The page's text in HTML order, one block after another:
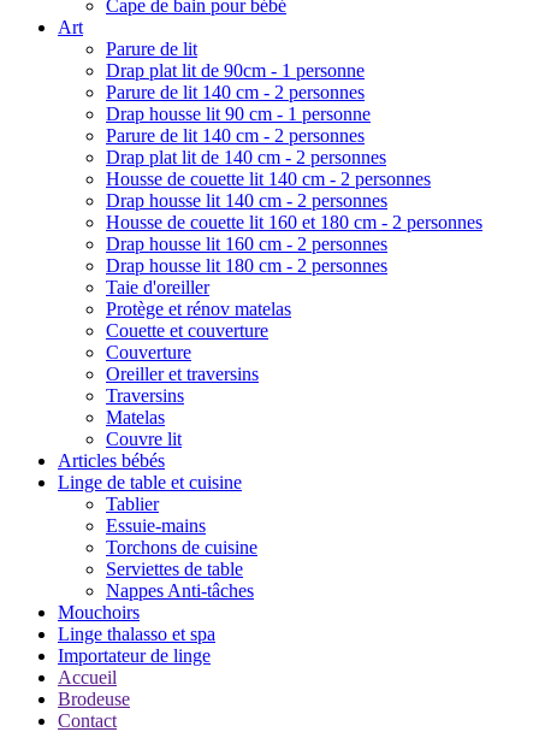
Cape de bain pour bébé
Art
Parure de lit
Drap plat lit de 90cm - 1 personne
Parure de lit 140 cm - 2 personnes
Drap housse lit 90 cm - 1 personne
Parure de lit 140 cm - 2 personnes
Drap plat lit de 140 cm - 2 personnes
Housse de couette lit 140 cm - 2 personnes
Drap housse lit 140 cm - 2 personnes
Housse de couette lit 160 et 180 cm - 2 personnes
Drap housse lit 160 cm - 2 personnes
Drap housse lit 180 cm - 2 personnes
Taie d'oreiller
Protège et rénov matelas
Couette et couverture
Couverture
Oreiller et traversins
Traversins
Matelas
Couvre lit
Articles bébés
Linge de table et cuisine
Tablier
Essuie-mains
Torchons de cuisine
Serviettes de table
Nappes Anti-tâches
Mouchoirs
Linge thalasso et spa
Importateur de linge
Accueil
Brodeuse
Contact